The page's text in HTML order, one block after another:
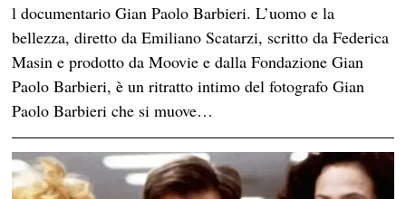
l documentario Gian Paolo Barbieri. L’uomo e la
bellezza, diretto da Emiliano Scatarzi, scritto da Federica
Masin e prodotto da Moovie e dalla Fondazione Gian
Paolo Barbieri, è un ritratto intimo del fotografo Gian
Paolo Barbieri che si muove…